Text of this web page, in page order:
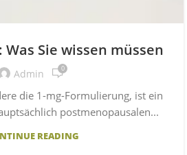
Sie wissen müssen
Admin 0
die 1-mg-Formulierung, ist ein
postmenopausalen...
READING